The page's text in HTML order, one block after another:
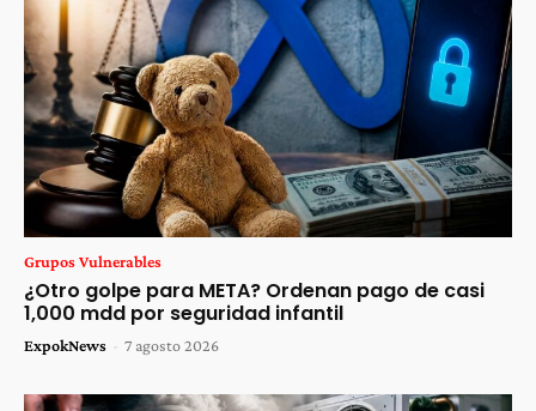
Grupos Vulnerables
¿Otro golpe para META? Ordenan pago de casi
1,000 mdd por seguridad infantil
ExpokNews - 7 agosto 2026